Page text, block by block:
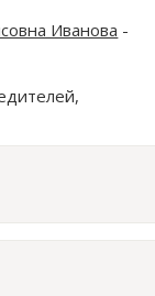
Иванова -